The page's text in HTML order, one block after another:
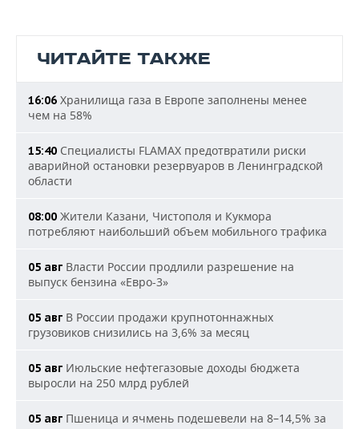
ЧИТАЙТЕ ТАКЖЕ
16:06 Хранилища газа в Европе заполнены менее
чем на 58%
15:40 Специалисты FLAMAX предотвратили риски
аварийной остановки резервуаров в Ленинградской
области
08:00 Жители Казани, Чистополя и Кукмора
потребляют наибольший объем мобильного трафика
05 авг Власти России продлили разрешение на
выпуск бензина «Евро-3»
05 авг В России продажи крупнотоннажных
грузовиков снизились на 3,6% за месяц
05 авг Июльские нефтегазовые доходы бюджета
выросли на 250 млрд рублей
05 авг Пшеница и ячмень подешевели на 8–14,5% за